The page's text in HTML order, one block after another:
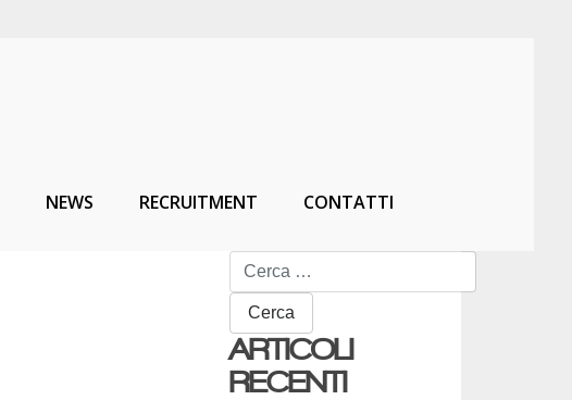
NEWS RECRUITMENT CONTATTI
ARTICOLI
RECENTI